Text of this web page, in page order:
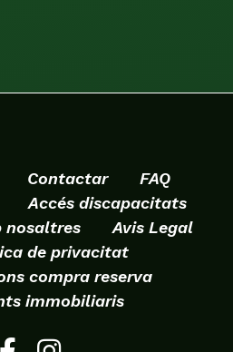
Contactar
FAQ
Accés discapacitats
nosaltres
Avis Legal
de privacitat
compra reserva
immobiliaris